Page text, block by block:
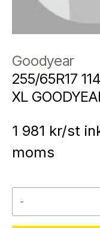
Goodyear
255/65R17
XL
1 981 kr/st
moms
-